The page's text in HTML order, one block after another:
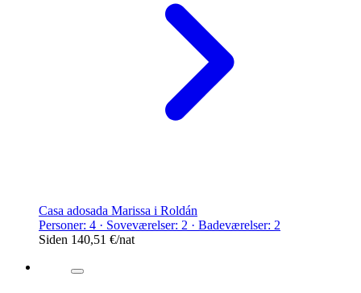
Casa adosada Marissa i Roldán
Personer: 4 · Soveværelser: 2 · Badeværelser: 2
Siden 140,51 €/nat